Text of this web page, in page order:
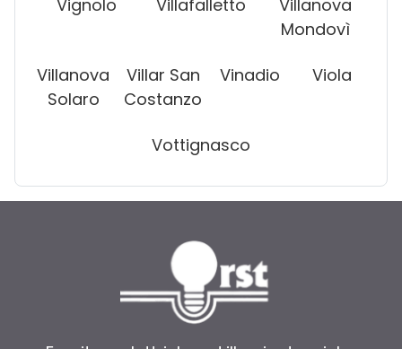
Vignolo Villafalletto
Villanova
Mondovì
Villanova
Solaro
Villar San
Costanzo
Vinadio Viola
Vottignasco